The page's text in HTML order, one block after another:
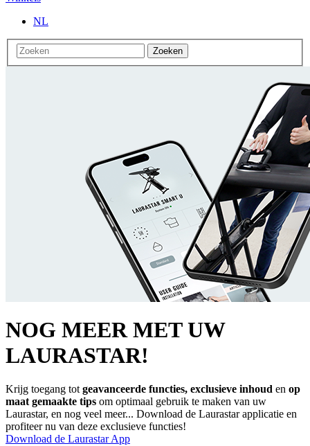
NL
Zoeken
NOG MEER MET UW
LAURASTAR!
Krijg toegang tot geavanceerde functies, exclusieve inhoud en op
maat gemaakte tips om optimaal gebruik te maken van uw
Laurastar, en nog veel meer... Download de Laurastar applicatie en
profiteer nu van deze exclusieve functies!
Download de Laurastar App